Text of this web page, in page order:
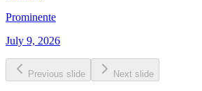
Prominente
July 9, 2026
Previous slide Next slide